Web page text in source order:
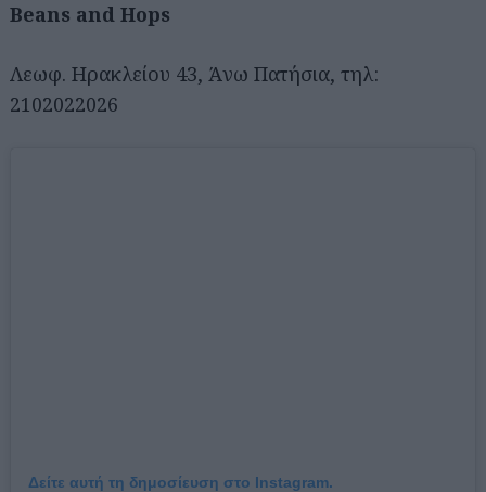
Beans and Hops
Λεωφ. Ηρακλείου 43, Άνω Πατήσια, τηλ:
2102022026
Δείτε αυτή τη δημοσίευση στο Instagram.